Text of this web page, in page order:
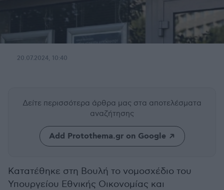
20.07.2024, 10:40
Δείτε περισσότερα άρθρα μας στα αποτελέσματα
αναζήτησης
Add Protothema.gr on Google
Κατατέθηκε στη Βουλή το νομοσχέδιο του
Υπουργείου Εθνικής Οικονομίας και